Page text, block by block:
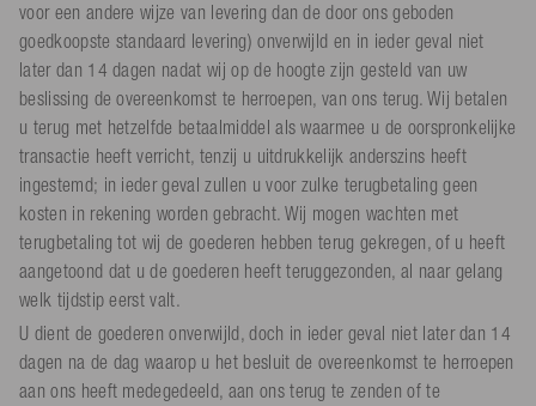
voor een andere wijze van levering dan de door ons geboden
goedkoopste standaard levering) onverwijld en in ieder geval niet
later dan 14 dagen nadat wij op de hoogte zijn gesteld van uw
beslissing de overeenkomst te herroepen, van ons terug. Wij betalen
u terug met hetzelfde betaalmiddel als waarmee u de oorspronkelijke
transactie heeft verricht, tenzij u uitdrukkelijk anderszins heeft
ingestemd; in ieder geval zullen u voor zulke terugbetaling geen
kosten in rekening worden gebracht. Wij mogen wachten met
terugbetaling tot wij de goederen hebben terug gekregen, of u heeft
aangetoond dat u de goederen heeft teruggezonden, al naar gelang
welk tijdstip eerst valt.
U dient de goederen onverwijld, doch in ieder geval niet later dan 14
dagen na de dag waarop u het besluit de overeenkomst te herroepen
aan ons heeft medegedeeld, aan ons terug te zenden of te